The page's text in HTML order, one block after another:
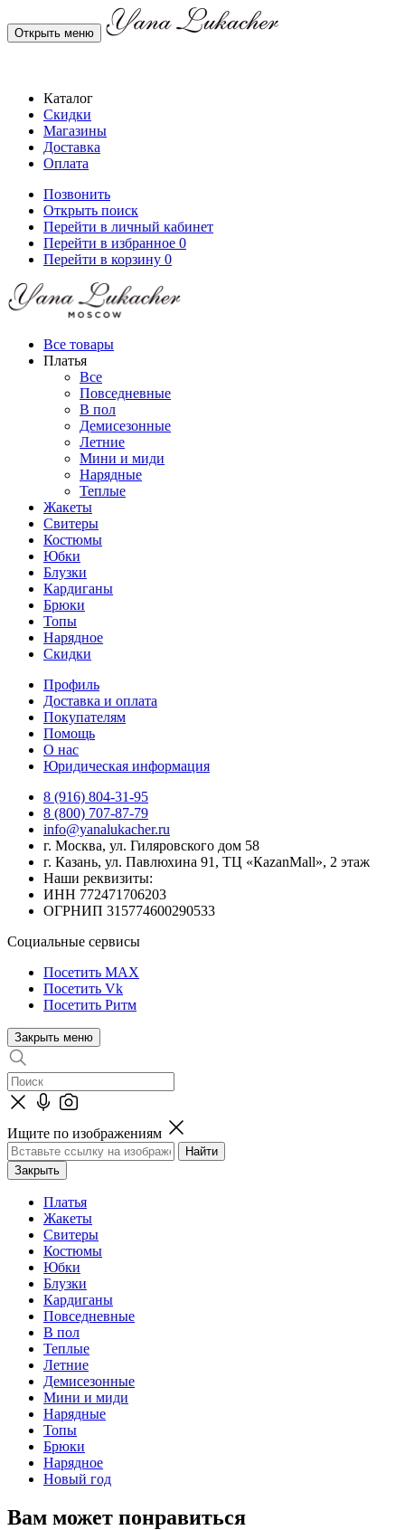
Открыть меню
Каталог
Скидки
Магазины
Доставка
Оплата
Позвонить
Открыть поиск
Перейти в личный кабинет
Перейти в избранное 0
Перейти в корзину 0
Все товары
Платья
Все
Повседневные
В пол
Демисезонные
Летние
Мини и миди
Нарядные
Теплые
Жакеты
Свитеры
Костюмы
Юбки
Блузки
Кардиганы
Брюки
Топы
Нарядное
Скидки
Профиль
Доставка и оплата
Покупателям
Помощь
О нас
Юридическая информация
8 (916) 804-31-95
8 (800) 707-87-79
info@yanalukacher.ru
г. Москва, ул. Гиляровского дом 58
г. Казань, ул. Павлюхина 91, ТЦ «КazanMall», 2 этаж
Наши реквизиты:
ИНН 772471706203
ОГРНИП 315774600290533
Социальные сервисы
Посетить MAX
Посетить Vk
Посетить Ритм
Закрыть меню
Ищите по изображениям
Закрыть
Платья
Жакеты
Свитеры
Костюмы
Юбки
Блузки
Кардиганы
Повседневные
В пол
Теплые
Летние
Демисезонные
Мини и миди
Нарядные
Топы
Брюки
Нарядное
Новый год
Вам может понравиться